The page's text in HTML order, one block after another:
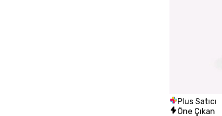
Plus Satıcı
Öne Çıkan